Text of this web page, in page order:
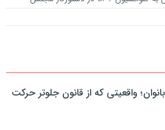
واقعیتی که از قانون جلوتر حرکت